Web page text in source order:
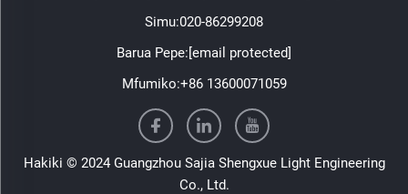
Simu:020-86299208
Barua Pepe:[email protected]
Mfumiko:+86 13600071059
Hakiki © 2024 Guangzhou Sajia Shengxue Light Engineering
Co., Ltd.